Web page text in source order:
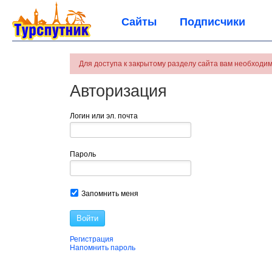
Сайты Подписчики
Для доступа к закрытому разделу сайта вам
Авторизация
Логин или эл. почта
Пароль
Запомнить меня
Войти
Регистрация
Напомнить пароль